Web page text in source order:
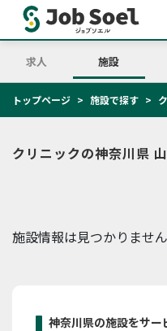
求人 施設
トップページ 施設で探す
クリニックの神奈川県
施設情報は見つかりません
神奈川県の施設をサー